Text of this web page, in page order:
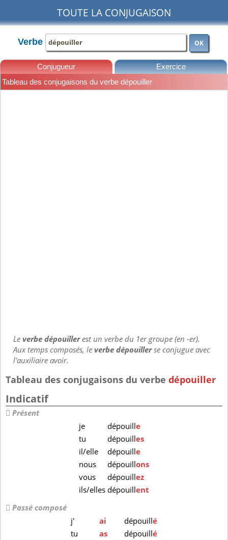
TOUTE LA CONJUGAISON
Verbe OK
Conjugueur Exercice
Tableau des conjugaisons du verbe dépouiller
Leverbe dépouillerest un verbe du 1er groupe (en -er).
Aux temps composés, leverbe dépouillerse conjugue avec
l'auxiliaire avoir.
Tableau des conjugaisons du verbe dépouiller
Indicatif
Présent
je
dépouille
tu
dépouilles
il/elle
dépouille
nous
dépouillons
vous
dépouillez
ils/ellesdépouillent
Passé composé
j'
ai dépouillé
tu
as dépouillé